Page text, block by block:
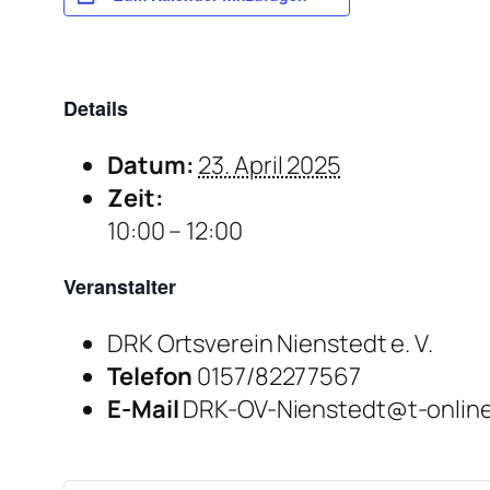
Details
Datum: 23. April 2025
Zeit:
10:00 – 12:00
Veranstalter
DRK Ortsverein Nienstedt e. V.
Telefon 0157/82277567
E-MailDRK-OV-Nienstedt@t-